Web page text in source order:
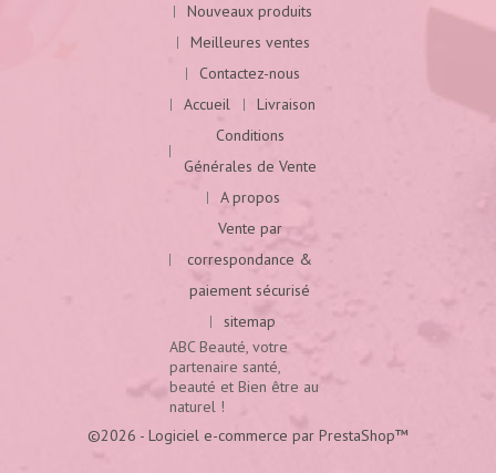
Nouveaux produits
Meilleures ventes
Contactez-nous
Accueil
Livraison
Conditions
Générales de Vente
A propos
Vente par
correspondance &
paiement sécurisé
sitemap
ABC Beauté, votre
partenaire santé,
beauté et Bien être au
naturel !
©2026 - Logiciel e-commerce par PrestaShop™